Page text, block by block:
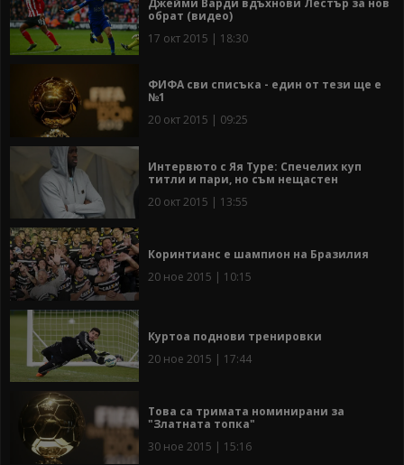
обрат (видео)
17 окт 2015 | 18:30
ФИФА сви списъка - един от тези ще е
№1
20 окт 2015 | 09:25
Интервюто с Яя Туре: Спечелих куп
титли и пари, но съм нещастен
20 окт 2015 | 13:55
Коринтианс е шампион на Бразилия
20 ное 2015 | 10:15
Куртоа поднови тренировки
20 ное 2015 | 17:44
Това са тримата номинирани за
"Златната топка"
30 ное 2015 | 15:16